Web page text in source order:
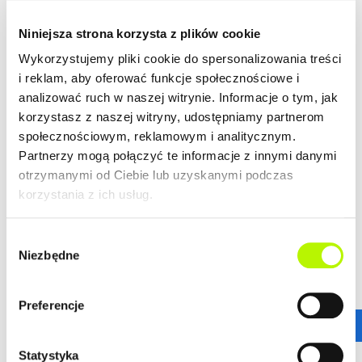
Niniejsza strona korzysta z plików cookie
Wykorzystujemy pliki cookie do spersonalizowania treści
i reklam, aby oferować funkcje społecznościowe i
analizować ruch w naszej witrynie. Informacje o tym, jak
korzystasz z naszej witryny, udostępniamy partnerom
społecznościowym, reklamowym i analitycznym.
Partnerzy mogą połączyć te informacje z innymi danymi
otrzymanymi od Ciebie lub uzyskanymi podczas
korzystania z ich usług.
zgody
Niezbędne
Preferencje
Statystyka
budynek Kwiatkowskiego 4a
Termin oddania
Grudzień 2020
Ilość pokoi
2
Cena lokalu
528 700 zł
Cena lokalu / m 2
13 251 zł
Wykończenie:
10 000 zł
Standard
budynek Kwiatkowskiego 4b